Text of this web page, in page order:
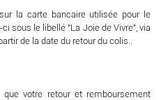
la carte bancaire utilisée pour le
sous le libellé "La Joie de Vivre", via
de la date du retour du colis..
votre retour et remboursement